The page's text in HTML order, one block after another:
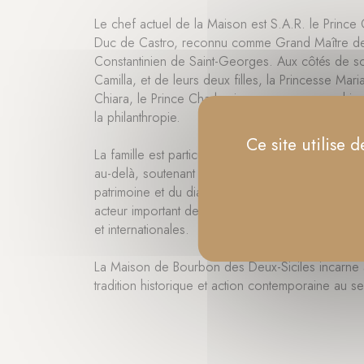
Le chef actuel de la Maison est S.A.R. le
Duc de Castro, reconnu comme Grand Maître
Constantinien de Saint-Georges. Aux côtés de
Camilla, et de leurs deux filles, la Princesse
Chiara, le Prince Charles incarne une
la philanthropie.
La famille est particulièrement active dans des
au-delà, soutenant des projets dans les
patrimoine et du dialogue interreligieux. L’Ordre
acteur important de cette mission, œuvrant en
et internationales.
La Maison de Bourbon des Deux-Siciles incarne
tradition historique et action contemporaine au
Ce site utilise